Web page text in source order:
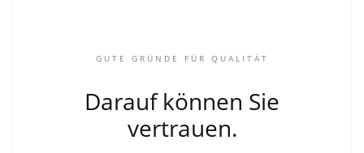
GUTE GRÜNDE FÜR QUALITÄT
Darauf können Sie
vertrauen.